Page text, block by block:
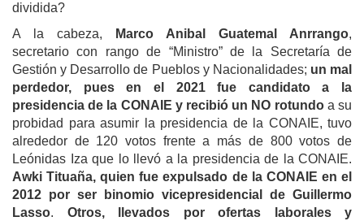
dividida?
A la cabeza,
Marco Anibal Guatemal Anrrango,
secretario con rango de “Ministro” de la Secretaría de
Gestión y Desarrollo de Pueblos y Nacionalidades; un mal
perdedor, pues en el 2021 fue candidato a la
presidencia de la CONAIE y recibió un NO rotundoa su
probidad para asumir la presidencia de la CONAIE, tuvo
alrededor de 120 votos frente a más de 800 votos de
Leónidas Iza que lo llevó a la presidencia de la CONAIE.
Awki Tituaña, quien fue expulsado de la CONAIE en el
2012 por ser binomio vicepresidencial de Guillermo
Lasso. Otros, llevados por ofertas laborales y